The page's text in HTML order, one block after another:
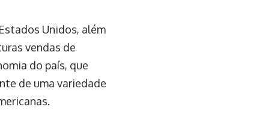
Unidos, além
vendas de
do país, que
de uma variedade